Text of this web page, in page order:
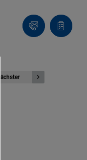
Kontakt
Nächster